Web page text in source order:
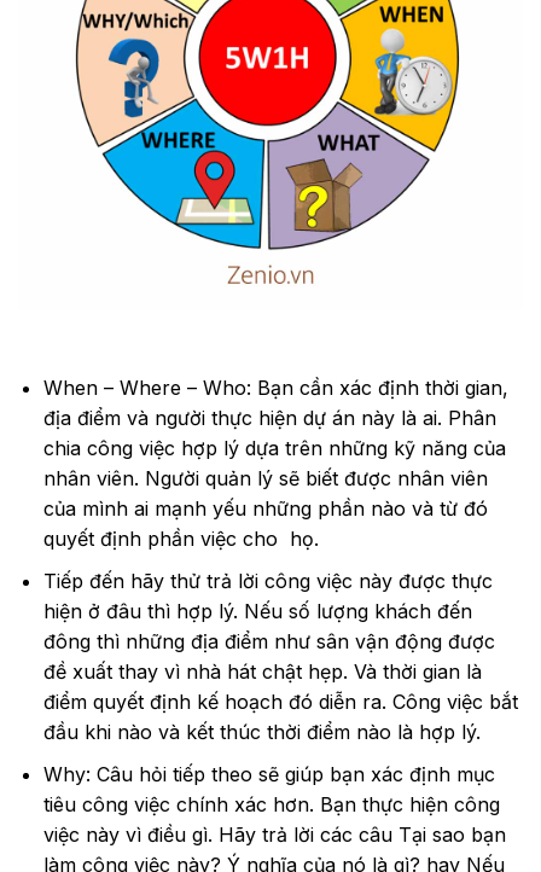
When – Where – Who: Bạn cần xác định thời gian,
địa điểm và người thực hiện dự án này là ai. Phân
chia công việc hợp lý dựa trên những kỹ năng của
nhân viên. Người quản lý sẽ biết được nhân viên
của mình ai mạnh yếu những phần nào và từ đó
quyết định phần việc cho họ.
Tiếp đến hãy thử trả lời công việc này được thực
hiện ở đâu thì hợp lý. Nếu số lượng khách đến
đông thì những địa điểm như sân vận động được
đề xuất thay vì nhà hát chật hẹp. Và thời gian là
điểm quyết định kế hoạch đó diễn ra. Công việc bắt
đầu khi nào và kết thúc thời điểm nào là hợp lý.
Why: Câu hỏi tiếp theo sẽ giúp bạn xác định mục
tiêu công việc chính xác hơn. Bạn thực hiện công
việc này vì điều gì. Hãy trả lời các câu Tại sao bạn
làm công việc này? Ý nghĩa của nó là gì? hay Nếu